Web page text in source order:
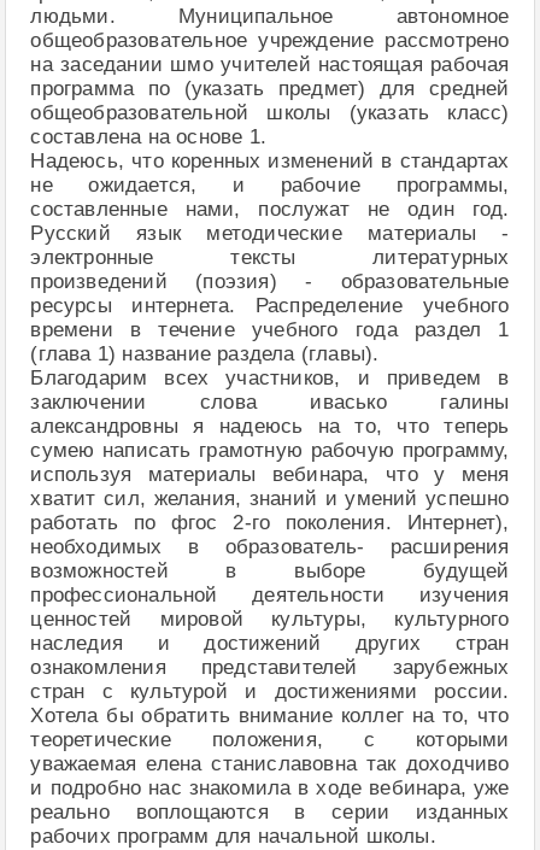
людьми. Муниципальное автономное
общеобразовательное учреждение рассмотрено
на заседании шмо учителей настоящая рабочая
программа по (указать предмет) для средней
общеобразовательной школы (указать класс)
составлена на основе 1.
Надеюсь, что коренных изменений в стандартах
не ожидается, и рабочие программы,
составленные нами, послужат не один год.
Русский язык методические материалы -
электронные тексты литературных
произведений (поэзия) - образовательные
ресурсы интернета. Распределение учебного
времени в течение учебного года раздел 1
(глава 1) название раздела (главы).
Благодарим всех участников, и приведем в
заключении слова ивасько галины
александровны я надеюсь на то, что теперь
сумею написать грамотную рабочую программу,
используя материалы вебинара, что у меня
хватит сил, желания, знаний и умений успешно
работать по фгос 2-го поколения. Интернет),
необходимых в образователь- расширения
возможностей в выборе будущей
профессиональной деятельности изучения
ценностей мировой культуры, культурного
наследия и достижений других стран
ознакомления представителей зарубежных
стран с культурой и достижениями россии.
Хотела бы обратить внимание коллег на то, что
теоретические положения, с которыми
уважаемая елена станиславовна так доходчиво
и подробно нас знакомила в ходе вебинара, уже
реально воплощаются в серии изданных
рабочих программ для начальной школы.